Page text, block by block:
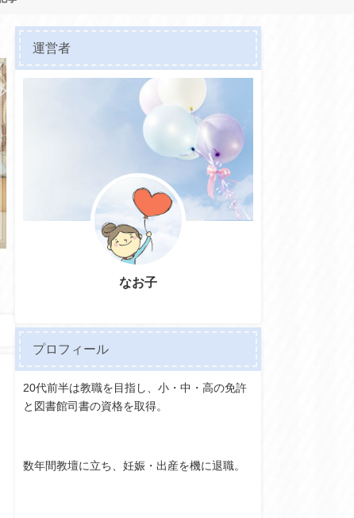
運営者
なお子
プロフィール
20代前半は教職を目指し、小・中・高の免許
と図書館司書の資格を取得。
数年間教壇に立ち、妊娠・出産を機に退職。